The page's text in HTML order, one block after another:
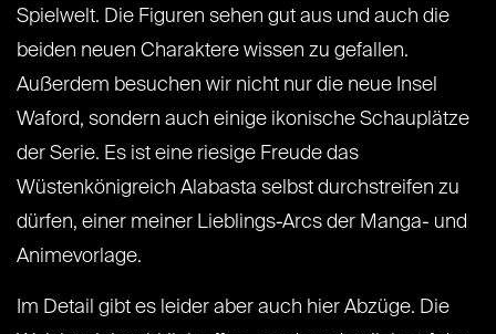
Spielwelt. Die Figuren sehen gut aus und auch die
beiden neuen Charaktere wissen zu gefallen.
Außerdem besuchen wir nicht nur die neue Insel
Waford, sondern auch einige ikonische Schauplätze
der Serie. Es ist eine riesige Freude das
Wüstenkönigreich Alabasta selbst durchstreifen zu
dürfen, einer meiner Lieblings-Arcs der Manga- und
Animevorlage.
Im Detail gibt es leider aber auch hier Abzüge. Die